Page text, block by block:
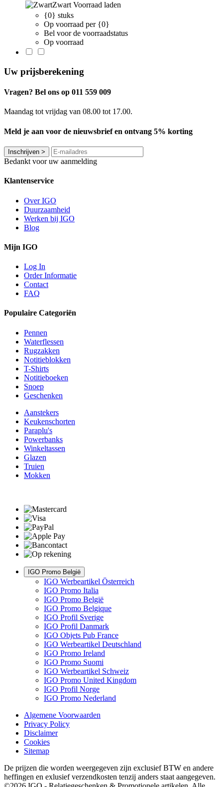
Zwart Voorraad laden
{0} stuks
Op voorraad per {0}
Bel voor de voorraadstatus
Op voorraad
Uw prijsberekening
Vragen? Bel ons op 011 559 009
Maandag tot vrijdag van 08.00 tot 17.00.
Meld je aan voor de nieuwsbrief en ontvang 5% korting
Inschrijven >
Bedankt voor uw aanmelding
Klantenservice
Over IGO
Duurzaamheid
Werken bij IGO
Blog
Mijn IGO
Log In
Order Informatie
Contact
FAQ
Populaire Categoriën
Pennen
Waterflessen
Rugzakken
Notitieblokken
T-Shirts
Notitieboeken
Snoep
Geschenken
Aanstekers
Keukenschorten
Paraplu's
Powerbanks
Winkeltassen
Glazen
Truien
Mokken
IGO Promo België
IGO Werbeartikel Österreich
IGO Promo Italia
IGO Promo België
IGO Promo Belgique
IGO Profil Sverige
IGO Profil Danmark
IGO Objets Pub France
IGO Werbeartikel Deutschland
IGO Promo Ireland
IGO Promo Suomi
IGO Werbeartikel Schweiz
IGO Promo United Kingdom
IGO Profil Norge
IGO Promo Nederland
Algemene Voorwaarden
Privacy Policy
Disclaimer
Cookies
Sitemap
De prijzen die worden weergegeven zijn exclusief BTW en andere
heffingen en exlusief verzendkosten tenzij anders staat aangegeven.